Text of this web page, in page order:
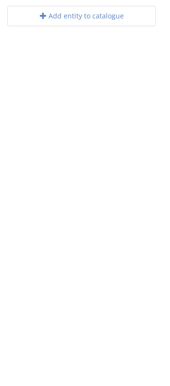
Add entity to catalogue